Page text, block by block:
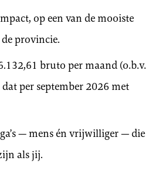
op een van de mooiste
provincie.
bruto per maand (o.b.v.
per september 2026 met
— mens én vrijwilliger — die
als jij.